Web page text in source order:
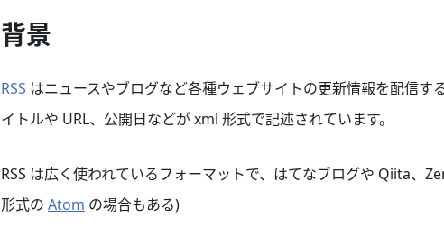
背景
RSS はニュースやブログなど各種ウェブサイトの更新情報を配信す
イトルや URL、公開日などが xml 形式で記述されています。
RSS は広く使われているフォーマットで、はてなブログや Qiita、
形式の Atom の場合もある)